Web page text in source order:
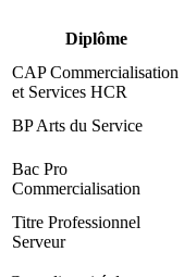
Diplôme
CAP Commercialisation
et Services HCR
BP Arts du Service
Bac Pro
Commercialisation
Titre Professionnel
Serveur